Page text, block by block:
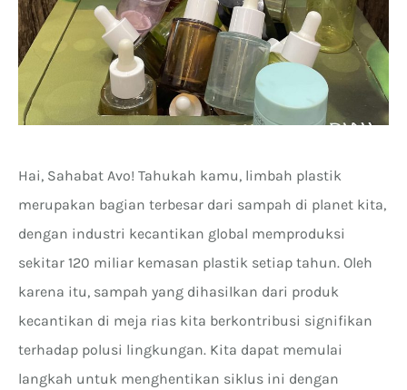
Hai, Sahabat Avo! Tahukah kamu, limbah plastik
merupakan bagian terbesar dari sampah di planet kita,
dengan industri kecantikan global memproduksi
sekitar 120 miliar kemasan plastik setiap tahun. Oleh
karena itu, sampah yang dihasilkan dari produk
kecantikan di meja rias kita berkontribusi signifikan
terhadap polusi lingkungan. Kita dapat memulai
langkah untuk menghentikan siklus ini dengan